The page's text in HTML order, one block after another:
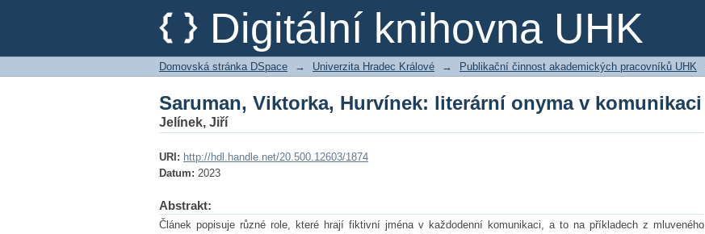
Digitální knihovna UHK
Saruman, Viktorka, Hurvínek: literární onyma v komunikaci
Domovská stránka DSpace → Univerzita Hradec Králové → Publikační činnost akademických pracovníků UHK
Saruman, Viktorka, Hurvínek: literární onyma v komunikaci
Jelínek, Jiří
URI: http://hdl.handle.net/20.500.12603/1874
Datum: 2023
Abstrakt:
Článek popisuje různé role, které hrají fiktivní jména v každodenní komunikaci, a to na příkladech z mluveného